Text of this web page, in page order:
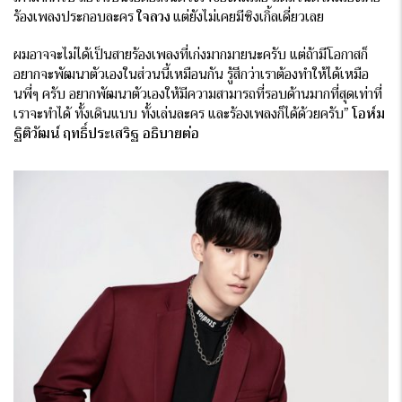
ร้องเพลงประกอบละครใจลวง แต่ยังไม่เคยมีซิงเกิ้ลเดี่ยวเลย
ผมอาจจะไม่ได้เป็นสายร้องเพลงที่เก่งมากมายนะครับ แต่ถ้ามีโอกาสก็
อยากจะพัฒนาตัวเองในส่วนนี้เหมือนกัน รู้สึกว่าเราต้องทำให้ได้เหมือ
นพี่ๆ ครับ อยากพัฒนาตัวเองให้มีความสามารถที่รอบด้านมากที่สุดเท่าที่
เราจะทำได้ ทั้งเดินแบบ ทั้งเล่นละคร และร้องเพลงก็ได้ด้วยครับ” โอห์ม
ฐิติวัฒน์ ฤทธิ์ประเสริฐ อธิบายต่อ